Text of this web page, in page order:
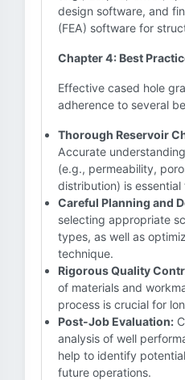
design software, and
(FEA) software for
Chapter 4: Best
Effective cased hole
adherence to several
Thorough Reservoir
Accurate
(e.g., permeability,
distribution) is
Careful Planning and
selecting appropriate
types, as well as
technique.
Rigorous Quality
of materials and
process is crucial for
Post-Job Evaluation:
analysis of well
help to identify
future operations.